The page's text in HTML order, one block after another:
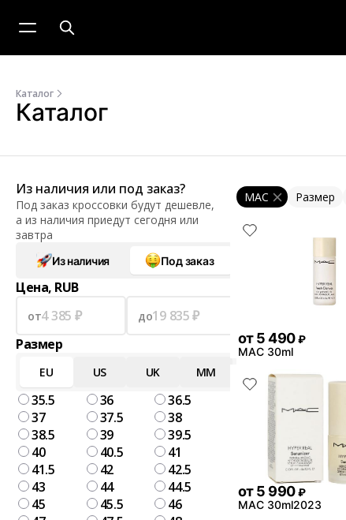
Каталог
Каталог
Из наличия или под заказ?
Под заказ кроссовки будут дешевле,
а из наличия приедут сегодня или
завтра
Из наличия Под заказ
Цена, RUB
от до
Размер
EU US UK MM
35.5 36
36.5
37
37.5
38
38.5
39
39.5
40
40.5
41
41.5
42
42.5
43
44
44.5
45
45.5
46
Размер
MAC
от5 490 ₽
MAC 30ml
от5 990 ₽
MAC 30ml2023